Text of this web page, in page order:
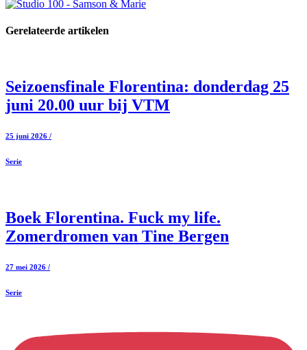
Gerelateerde artikelen
Seizoensfinale Florentina: donderdag 25
juni 20.00 uur bij VTM
25 juni 2026 /
Serie
Boek Florentina. Fuck my life.
Zomerdromen van Tine Bergen
27 mei 2026 /
Serie